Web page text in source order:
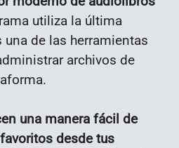
utiliza la última
de las herramientas
archivos de
una manera fácil de
desde tus